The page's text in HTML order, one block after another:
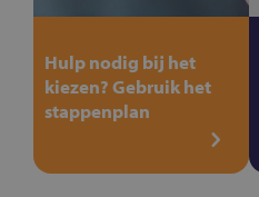
Hulp nodig bij het
kiezen? Gebruik het
stappenplan